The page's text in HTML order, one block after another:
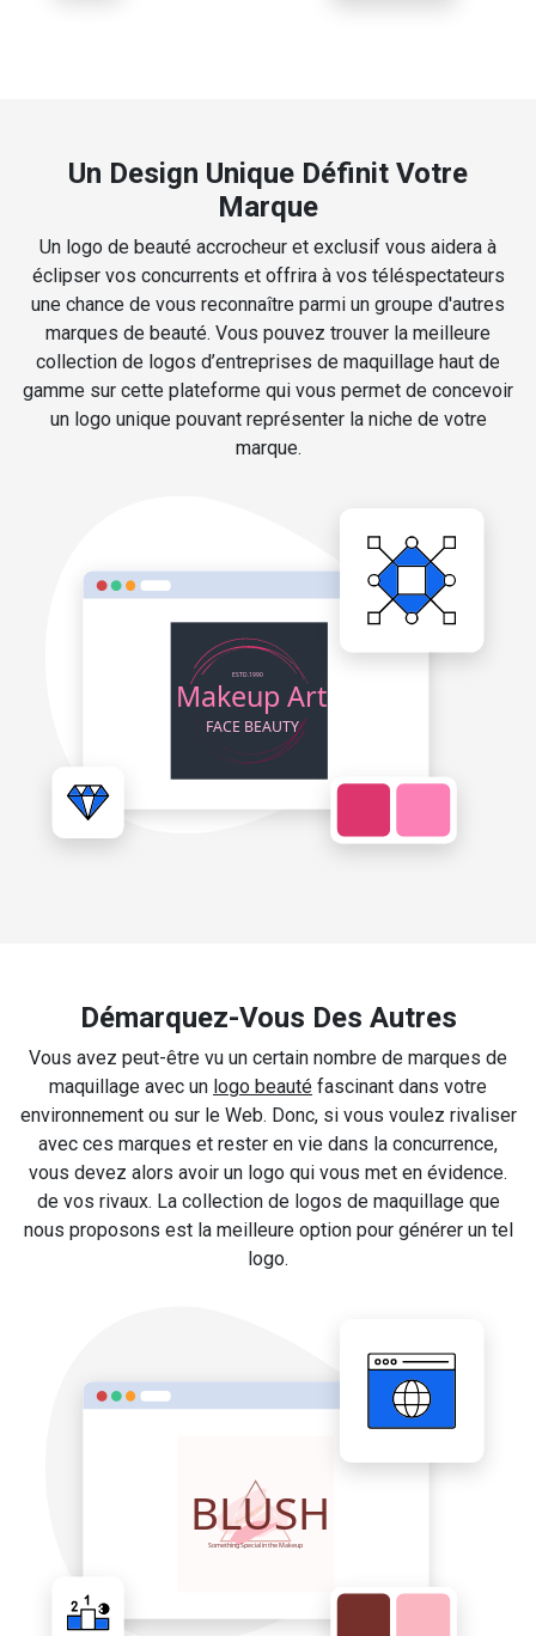
Un Design Unique Définit Votre
Marque
Un logo de beauté accrocheur et exclusif vous aidera à
éclipser vos concurrents et offrira à vos téléspectateurs
une chance de vous reconnaître parmi un groupe d'autres
marques de beauté. Vous pouvez trouver la meilleure
collection de logos d’entreprises de maquillage haut de
gamme sur cette plateforme qui vous permet de concevoir
un logo unique pouvant représenter la niche de votre
marque.
Démarquez-Vous Des Autres
Vous avez peut-être vu un certain nombre de marques de
maquillage avec un logo beauté fascinant dans votre
environnement ou sur le Web. Donc, si vous voulez rivaliser
avec ces marques et rester en vie dans la concurrence,
vous devez alors avoir un logo qui vous met en évidence.
de vos rivaux. La collection de logos de maquillage que
nous proposons est la meilleure option pour générer un tel
logo.